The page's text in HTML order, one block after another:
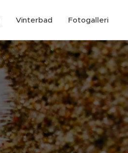
Vinterbad Fotogalleri